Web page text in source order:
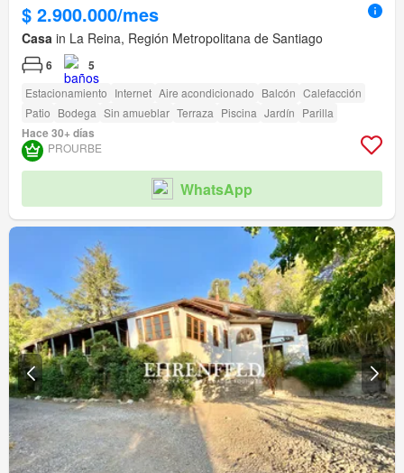
$ 2.900.000/mes
Casa in La Reina, Región Metropolitana de Santiago
6 5
Estacionamiento Internet Aire acondicionado Balcón Calefacción
Patio Bodega Sin amueblar Terraza Piscina Jardín Parilla
Hace 30+ días
PROURBE
WhatsApp